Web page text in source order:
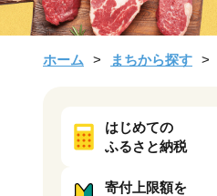
ホーム まちから探す
はじめての
ふるさと納税
寄付上限額を